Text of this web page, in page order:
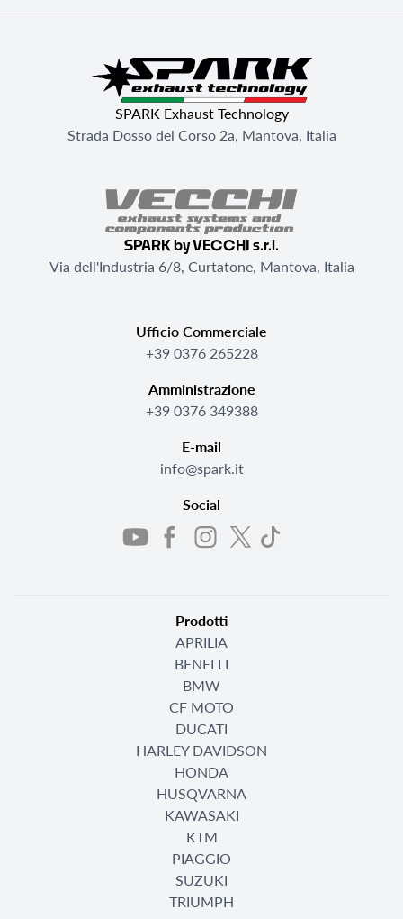
SPARK Exhaust Technology
Strada Dosso del Corso 2a, Mantova, Italia
SPARK by VECCHI s.r.l.
Via dell'Industria 6/8, Curtatone, Mantova, Italia
Ufficio Commerciale
+39 0376 265228
Amministrazione
+39 0376 349388
E-mail
info@spark.it
Social
Prodotti
APRILIA
BENELLI
BMW
CF MOTO
DUCATI
HARLEY DAVIDSON
HONDA
HUSQVARNA
KAWASAKI
KTM
PIAGGIO
SUZUKI
TRIUMPH